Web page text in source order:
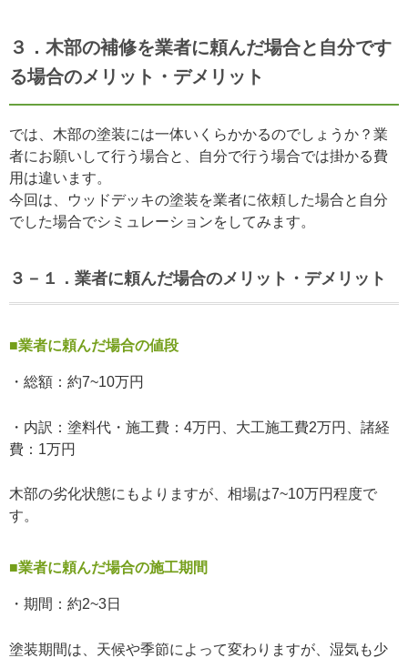
３．木部の補修を業者に頼んだ場合と自分です
る場合のメリット・デメリット
では、木部の塗装には一体いくらかかるのでしょうか？業
者にお願いして行う場合と、自分で行う場合では掛かる費
用は違います。
今回は、ウッドデッキの塗装を業者に依頼した場合と自分
でした場合でシミュレーションをしてみます。
３－１．業者に頼んだ場合のメリット・デメリット
■業者に頼んだ場合の値段
・総額：約7~10万円
・内訳：塗料代・施工費：4万円、大工施工費2万円、諸経
費：1万円
木部の劣化状態にもよりますが、相場は7~10万円程度で
す。
■業者に頼んだ場合の施工期間
・期間：約2~3日
塗装期間は、天候や季節によって変わりますが、湿気も少